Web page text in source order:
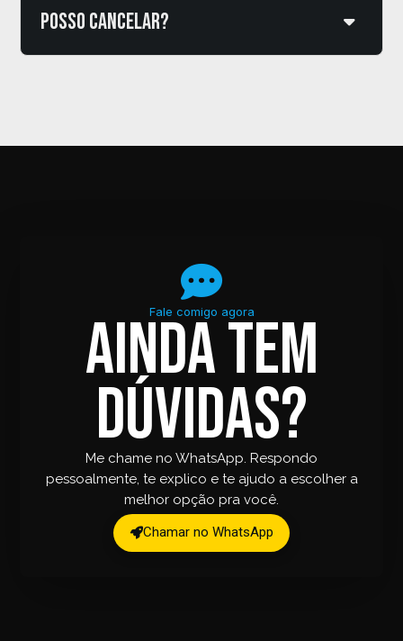
Posso cancelar?
Fale comigo agora
Ainda tem
dúvidas?
Me chame no WhatsApp. Respondo
pessoalmente, te explico e te ajudo a escolher a
melhor opção pra você.
Chamar no WhatsApp